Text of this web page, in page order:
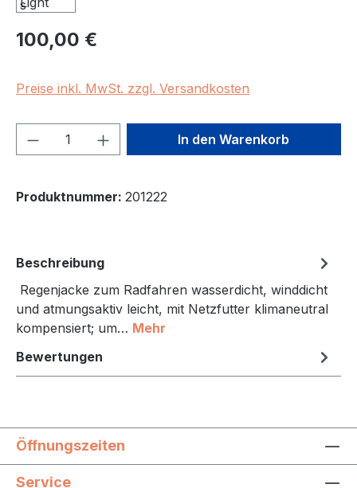
Regulärer Preis:
100,00 €
Preise inkl. MwSt. zzgl. Versandkosten
Produkt Anzahl: Gib denIn den Warenkorb
Produktnummer: 201222
Beschreibung
Regenjacke zum Radfahren wasserdicht, winddicht
und atmungsaktiv leicht, mit Netzfutter klimaneutral
kompensiert; um… Mehr
Bewertungen
Öffnungszeiten
Service